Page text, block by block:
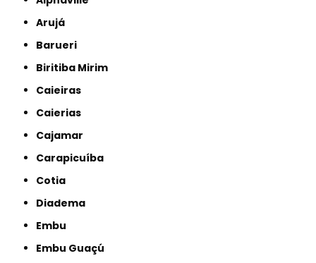
Arujá
Barueri
Biritiba Mirim
Caieiras
Caierias
Cajamar
Carapicuíba
Cotia
Diadema
Embu
Embu Guaçú